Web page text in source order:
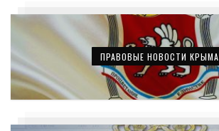
ПРАВОВЫЕ НОВОСТИ КРЫМА